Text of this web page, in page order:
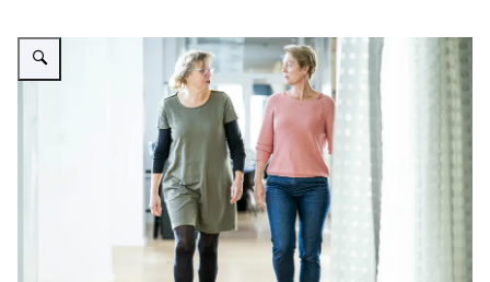
Vergroot afbeelding Anita Lubberdink en Antje Velthuis